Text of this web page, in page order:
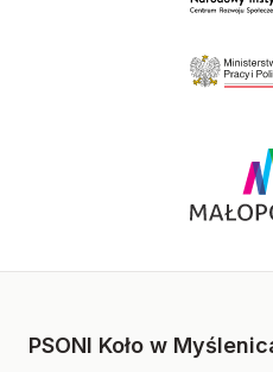
PSONI Koło w